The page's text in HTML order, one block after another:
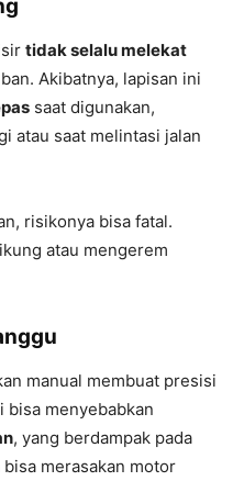
tidak selalu melekat
Akibatnya, lapisan ini
saat digunakan,
atau saat melintasi jalan
risikonya bisa fatal.
atau mengerem
manual membuat presisi
bisa menyebabkan
, yang berdampak pada
merasakan motor